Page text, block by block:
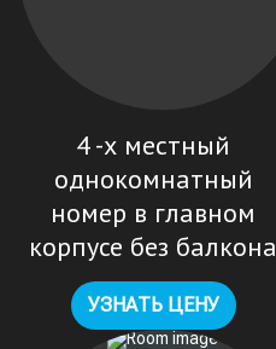
4 -х местный
однокомнатный
номер в главном
корпусе без балкона
УЗНАТЬ ЦЕНУ